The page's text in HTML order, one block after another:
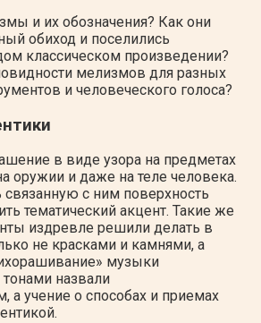
и их обозначения? Как они
обиход и поселились
классическом произведении?
мелизмов для разных
и человеческого голоса?
в виде узора на предметах
оружии и даже на теле человека.
связанную с ним поверхность
тематический акцент. Такие же
издревле решили делать в
не красками и камнями, а
музыки
назвали
а учение о способах и приемах